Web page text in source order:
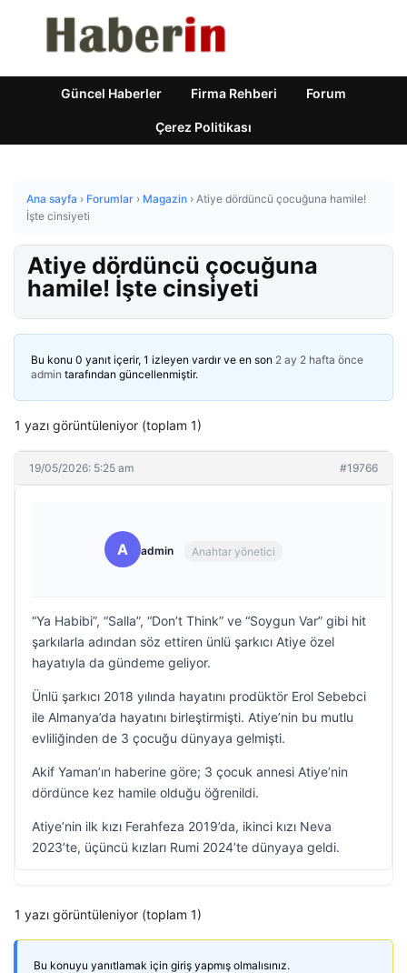
Güncel Haberler Firma Rehberi Forum
Çerez Politikası
Ana sayfa › Forumlar › Magazin › Atiye dördüncü çocuğuna hamile!
İşte cinsiyeti
Atiye dördüncü çocuğuna
hamile! İşte cinsiyeti
Bu konu 0 yanıt içerir, 1 izleyen vardır ve en son 2 ay 2 hafta önce
admin tarafından güncellenmiştir.
1 yazı görüntüleniyor (toplam 1)
19/05/2026: 5:25 am #19766
A admin Anahtar yönetici
“Ya Habibi”, “Salla”, “Don’t Think” ve “Soygun Var” gibi hit
şarkılarla adından söz ettiren ünlü şarkıcı Atiye özel
hayatıyla da gündeme geliyor.
Ünlü şarkıcı 2018 yılında hayatını prodüktör Erol Sebebci
ile Almanya’da hayatını birleştirmişti. Atiye’nin bu mutlu
evliliğinden de 3 çocuğu dünyaya gelmişti.
Akif Yaman’ın haberine göre; 3 çocuk annesi Atiye’nin
dördünce kez hamile olduğu öğrenildi.
Atiye’nin ilk kızı Ferahfeza 2019’da, ikinci kızı Neva
2023’te, üçüncü kızları Rumi 2024’te dünyaya geldi.
1 yazı görüntüleniyor (toplam 1)
Bu konuyu yanıtlamak için giriş yapmış olmalısınız.